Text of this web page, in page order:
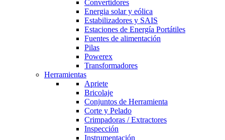
Convertidores
Energia solar y eólica
Estabilizadores y SAIS
Estaciones de Energía Portátiles
Fuentes de alimentación
Pilas
Powerex
Transformadores
Herramientas
Apriete
Bricolaje
Conjuntos de Herramienta
Corte y Pelado
Crimpadoras / Extractores
Inspección
Instrumentación